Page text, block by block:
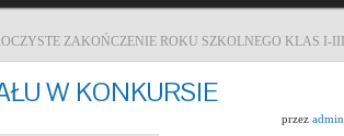
ZAKOŃCZENIE ROKU SZKOLNEGO KLAS I-III
W KONKURSIE
przez admin